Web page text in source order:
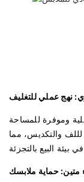
نهج عملي للتغليف
وموفرة للمساحة
والتكديس، مما
متين: حماية ملابسك